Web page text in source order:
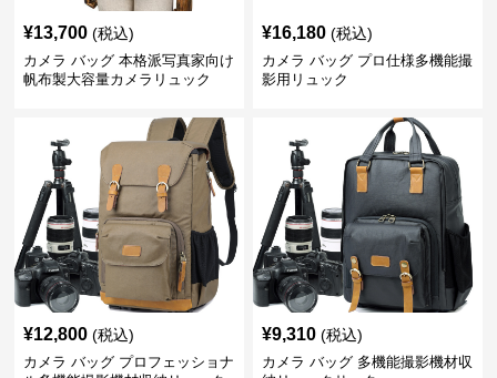
¥13,700 (税込)
カメラ バッグ 本格派写真家向け
帆布製大容量カメラリュック
¥16,180 (税込)
カメラ バッグ プロ仕様多機能撮
影用リュック
¥12,800 (税込)
カメラ バッグ プロフェッショナ
¥9,310 (税込)
カメラ バッグ 多機能撮影機材収